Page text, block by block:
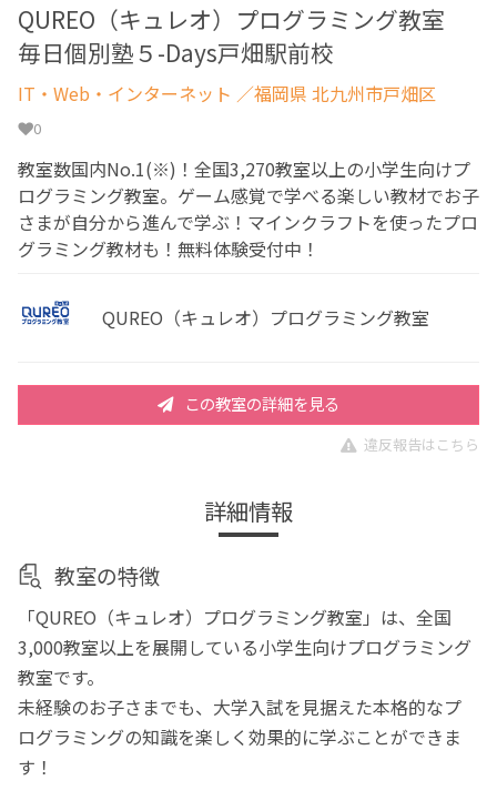
QUREO（キュレオ）プログラミング教室
毎日個別塾５-Days戸畑駅前校
IT・Web・インターネット ／福岡県 北九州市戸畑区
0
教室数国内No.1(※)！全国3,270教室以上の小学生向けプ
ログラミング教室。ゲーム感覚で学べる楽しい教材でお子
さまが自分から進んで学ぶ！マインクラフトを使ったプロ
グラミング教材も！無料体験受付中！
QUREO（キュレオ）プログラミング教室
この教室の詳細を見る
違反報告はこちら
詳細情報
教室の特徴
「QUREO（キュレオ）プログラミング教室」は、全国
3,000教室以上を展開している小学生向けプログラミング
教室です。
未経験のお子さまでも、大学入試を見据えた本格的なプ
ログラミングの知識を楽しく効果的に学ぶことができま
す！